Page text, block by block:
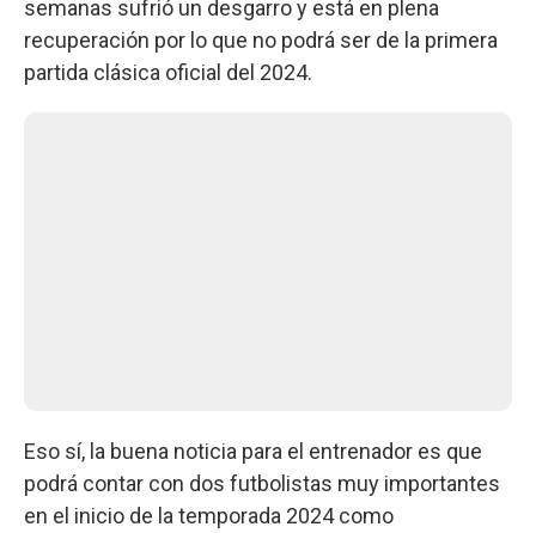
semanas sufrió un desgarro y está en plena
recuperación por lo que no podrá ser de la primera
partida clásica oficial del 2024.
Eso sí, la buena noticia para el entrenador es que
podrá contar con dos futbolistas muy importantes
en el inicio de la temporada 2024 como